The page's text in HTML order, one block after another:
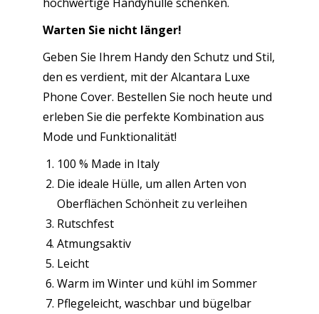
Warten Sie nicht länger!
Geben Sie Ihrem Handy den Schutz und Stil,
den es verdient, mit der Alcantara Luxe
Phone Cover. Bestellen Sie noch heute und
erleben Sie die perfekte Kombination aus
Mode und Funktionalität!
100 % Made in Italy
Die ideale Hülle, um allen Arten von
Oberflächen Schönheit zu verleihen
Rutschfest
Atmungsaktiv
Leicht
Warm im Winter und kühl im Sommer
Pflegeleicht, waschbar und bügelbar